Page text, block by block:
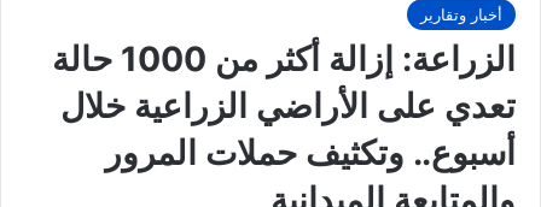
أخبار وتقارير
الزراعة: إزالة أكثر من 1000 حالة
تعدي على الأراضي الزراعية خلال
أسبوع.. وتكثيف حملات المرور